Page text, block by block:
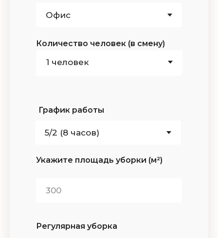
Укажите площадь уборки (м²)
Количество человек (в смену)
График работы
Регулярная уборка